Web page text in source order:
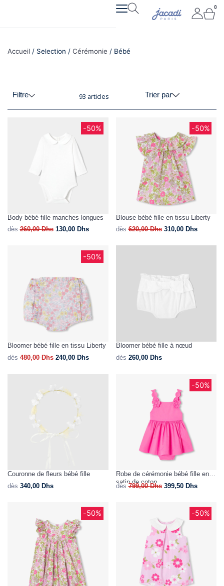
contenu
0
Accueil/ Selection / Cérémonie / Bébé
Filtre 93 articles Trier par
-50%
Body bébé fille manches longues
dès 260,00Dhs 130,00 Dhs
-50%
Blouse bébé fille en tissu Liberty
dès 620,00Dhs 310,00 Dhs
-50%
Bloomer bébé fille en tissu Liberty
dès 480,00Dhs 240,00 Dhs
Bloomer bébé fille à nœud
dès 260,00 Dhs
Couronne de fleurs bébé fille
dès 340,00 Dhs
-50%
Robe de cérémonie bébé fille en
satin de coton
dès 799,00Dhs 399,50 Dhs
-50% -50%
Page Page